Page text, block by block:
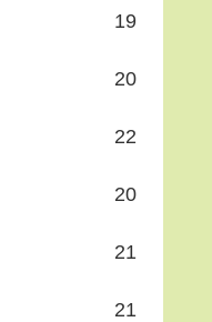
19
20
22
20
21
21